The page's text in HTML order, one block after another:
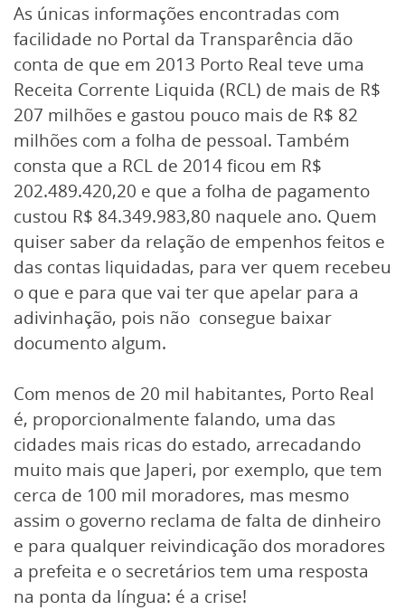
As únicas informações encontradas com
facilidade no Portal da Transparência dão
conta de que em 2013 Porto Real teve uma
Receita Corrente Liquida (RCL) de mais de R$
207 milhões e gastou pouco mais de R$ 82
milhões com a folha de pessoal. Também
consta que a RCL de 2014 ficou em R$
202.489.420,20 e que a folha de pagamento
custou R$ 84.349.983,80 naquele ano. Quem
quiser saber da relação de empenhos feitos e
das contas liquidadas, para ver quem recebeu
o que e para que vai ter que apelar para a
adivinhação, pois não consegue baixar
documento algum.
Com menos de 20 mil habitantes, Porto Real
é, proporcionalmente falando, uma das
cidades mais ricas do estado, arrecadando
muito mais que Japeri, por exemplo, que tem
cerca de 100 mil moradores, mas mesmo
assim o governo reclama de falta de dinheiro
e para qualquer reivindicação dos moradores
a prefeita e o secretários tem uma resposta
na ponta da língua: é a crise!